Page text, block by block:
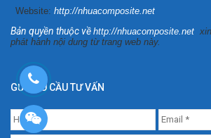
Website: http://nhuacomposite.net
Bản quyền thuộc về http://nhuacomposite.net
phát hành nội dung từ trang web này.
GỬI YÊU CẦU TƯ VẤN